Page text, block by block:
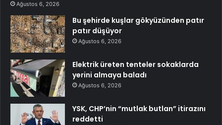
Ağustos 6, 2026
Bu şehirde kuşlar gökyüzünden patır
patır düşüyor
Ağustos 6, 2026
Elektrik üreten tenteler sokaklarda
yerini almaya baladı
Ağustos 6, 2026
YSK, CHP’nin “mutlak butlan” itirazını
reddetti